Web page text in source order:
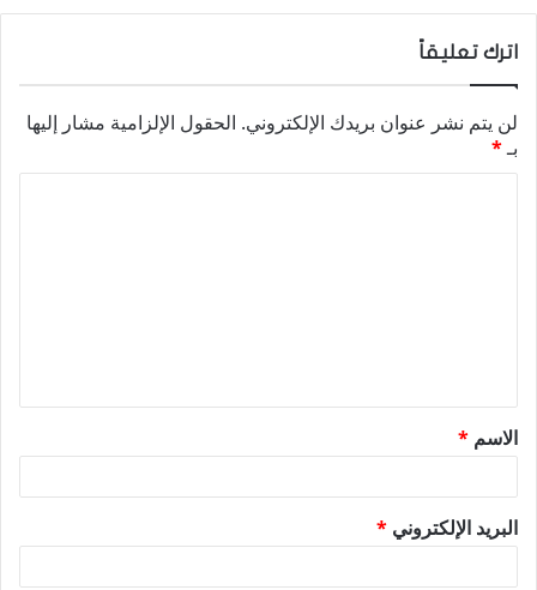
اترك تعليقاً
لن يتم نشر عنوان بريدك الإلكتروني. الحقول الإلزامية مشار إليها
بـ*
ق
*
الاسم *
البريد الإلكتروني *